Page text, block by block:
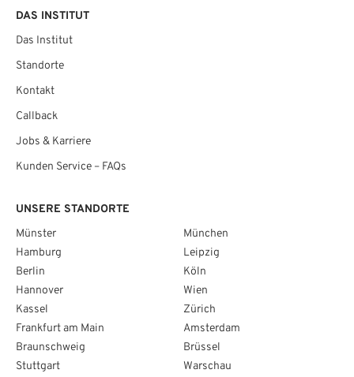
DAS INSTITUT
Das Institut
Standorte
Kontakt
Callback
Jobs & Karriere
Kunden Service – FAQs
UNSERE STANDORTE
Münster
Hamburg
Berlin
Hannover
Kassel
Frankfurt am Main
Braunschweig
Stuttgart
München
Leipzig
Köln
Wien
Zürich
Amsterdam
Brüssel
Warschau